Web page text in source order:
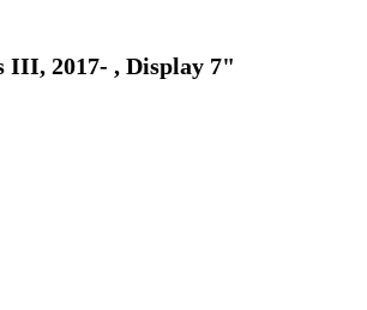
III, 2017- , Display 7"